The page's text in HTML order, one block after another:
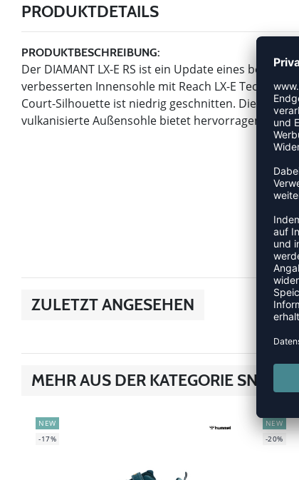
PRODUKTDETAILS
PRODUKTBESCHREIBUNG:
Der DIAMANT LX-E RS ist ein Update eines
verbesserten Innensohle mit Reach LX-E
Court-Silhouette ist niedrig geschnitten. Die
vulkanisierte Außensohle bietet hervorragende
ZULETZT ANGESEHEN
MEHR AUS DER KATEGORIE SNEAKER
NEW
-17%
NEW
-20%